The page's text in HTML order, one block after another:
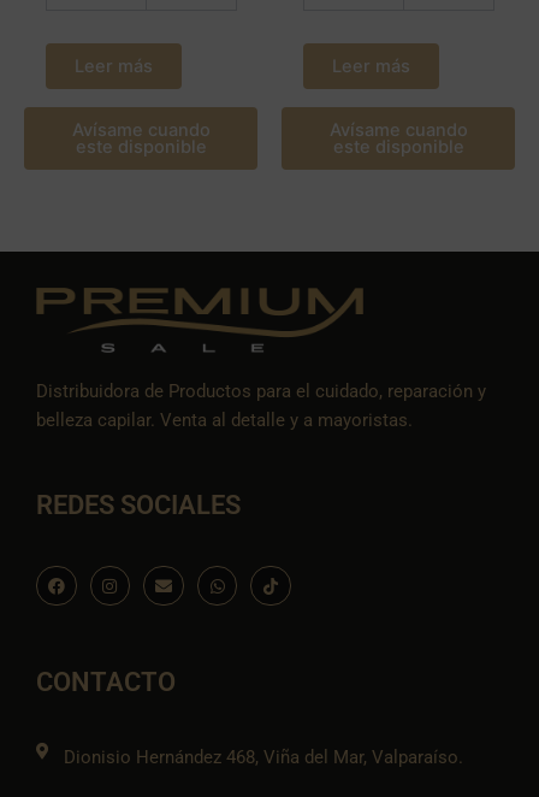
Leer más
Avísame cuando
este disponible
Leer más
Avísame cuando
este disponible
Distribuidora de Productos para el cuidado, reparación y
belleza capilar. Venta al detalle y a mayoristas.
REDES SOCIALES
F
a
c
o
k
I
n
s
r
a
E
n
v
p
e
W
h
a
I
c
o
CONTACTO
Dionisio Hernández 468, Viña del Mar, Valparaíso.